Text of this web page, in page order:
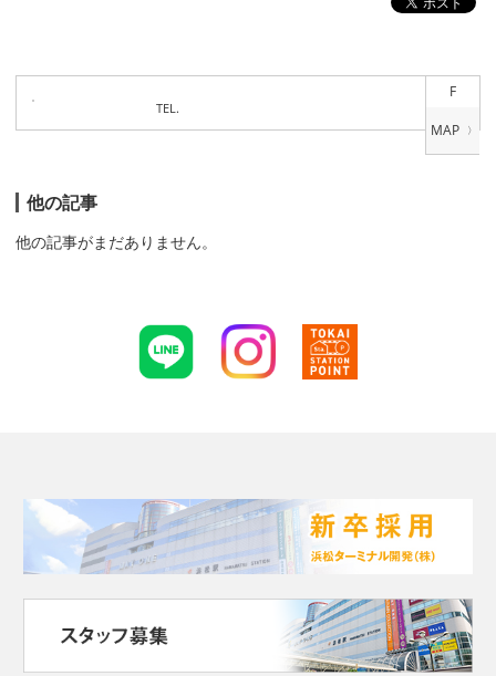
F
TEL.
他の記事
他の記事がまだありません。